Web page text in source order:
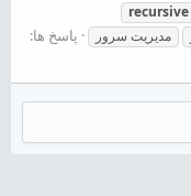
recursive
مدیریت سرور
پاسخ ها: